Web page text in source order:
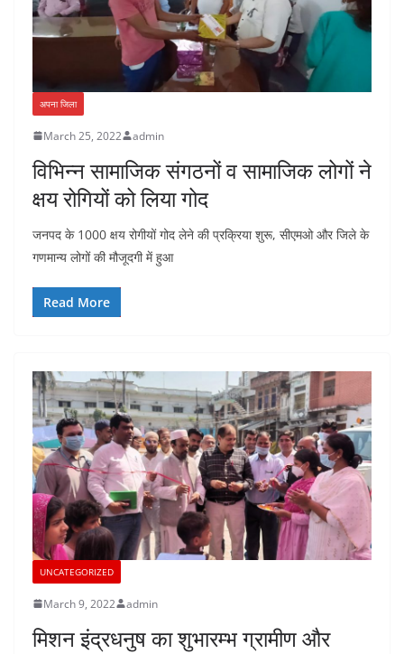
अपना जिला
March 25, 2022 admin
विभिन्न सामाजिक संगठनों व सामाजिक लोगों ने
क्षय रोगियों को लिया गोद
जनपद के 1000 क्षय रोगीयों गोद लेने की प्रक्रिया शुरू, सीएमओ और जिले के
गणमान्य लोगों की मौजूदगी में हुआ
Read More
UNCATEGORIZED
March 9, 2022 admin
मिशन इंद्रधनुष का शुभारम्भ ग्रामीण और